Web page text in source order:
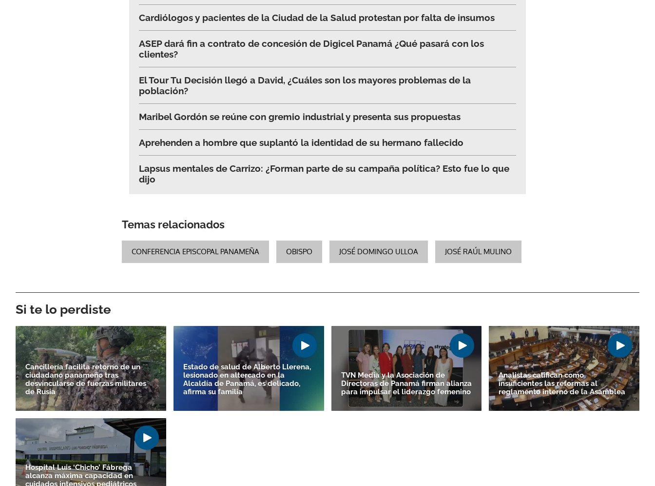
Cardiólogos y pacientes de la Ciudad de la Salud protestan por falta de insumos
ASEP dará fin a contrato de concesión de Digicel Panamá ¿Qué pasará con los
clientes?
El Tour Tu Decisión llegó a David, ¿Cuáles son los mayores problemas de la
población?
Maribel Gordón se reúne con gremio industrial y presenta sus propuestas
Aprehenden a hombre que suplantó la identidad de su hermano fallecido
Lapsus mentales de Carrizo: ¿Forman parte de su campaña política? Esto fue lo que
dijo
Temas relacionados
CONFERENCIA EPISCOPAL PANAMEÑA OBISPO JOSÉ DOMINGO ULLOA JOSÉ RAÚL MULINO
Si te lo perdiste
Cancillería facilita retorno de un
ciudadano panameño tras
desvincularse de fuerzas militares
de Rusia
Estado de salud de Alberto Llerena,
lesionado en altercado en la
Alcaldía de Panamá, es delicado,
afirma su familia
TVN Media y la Asociación de
Directoras de Panamá firman alianza
para impulsar el liderazgo femenino
Analistas califican como
insuficientes las reformas al
reglamento interno de la Asamblea
Hospital Luis ‘Chicho’ Fábrega
alcanza máxima capacidad en
cuidados intensivos pediátricos